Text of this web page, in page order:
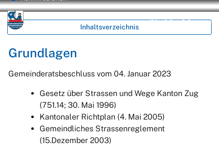
zur Startseite
Direkt zur Hauptnavigation
Direkt zum Inhalt
Direkt zur Suche
Direkt zum Stichwortverzeichnis
Unterägeri
Inhaltsverzeichnis
Grundlagen
Gemeinderatsbeschluss vom 04. Januar 2023
Gesetz über Strassen und Wege Kanton Zug
(751.14; 30. Mai 1996)
Kantonaler Richtplan (4. Mai 2005)
Gemeindliches Strassenreglement
(15.Dezember 2003)